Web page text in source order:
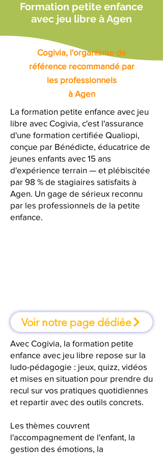
Formation petite enfance
avec jeu libre à Agen
Cogivia, l'organisme de
référence recommandé par
les professionnels
à Agen
La formation petite enfance avec jeu
libre avec Cogivia, c'est l'assurance
d'une formation certifiée Qualiopi,
conçue par Bénédicte, éducatrice de
jeunes enfants avec 15 ans
d'expérience terrain — et plébiscitée
par 98 % de stagiaires satisfaits à
Agen. Un gage de sérieux reconnu
par les professionnels de la petite
enfance.
Voir notre page dédiée
Avec Cogivia, la formation petite
enfance avec jeu libre repose sur la
ludo-pédagogie : jeux, quizz, vidéos
et mises en situation pour prendre du
recul sur vos pratiques quotidiennes
et repartir avec des outils concrets.
Les thèmes couvrent
l'accompagnement de l'enfant, la
gestion des émotions, la